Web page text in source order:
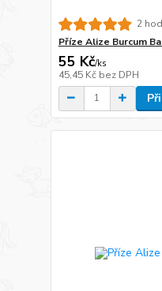
2
Příze Alize Burcum
55 Kč/ks
45,45 Kč bez DPH